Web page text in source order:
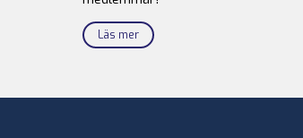
Läs mer